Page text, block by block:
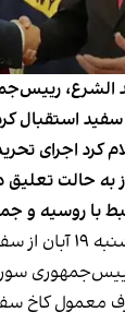
الشرع،
سفید استقبال
کرد اجرای
را برای ۱۸۰ روز به
با روسیه و
خبرگزاری رویترز
معمول کاخ